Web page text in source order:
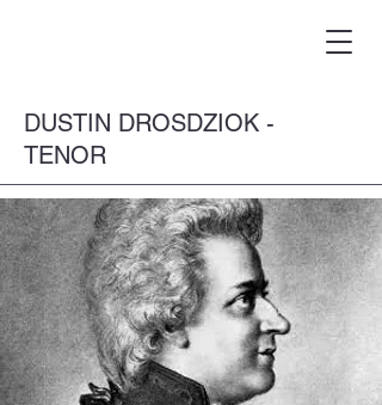
DUSTIN DROSDZIOK -
TENOR